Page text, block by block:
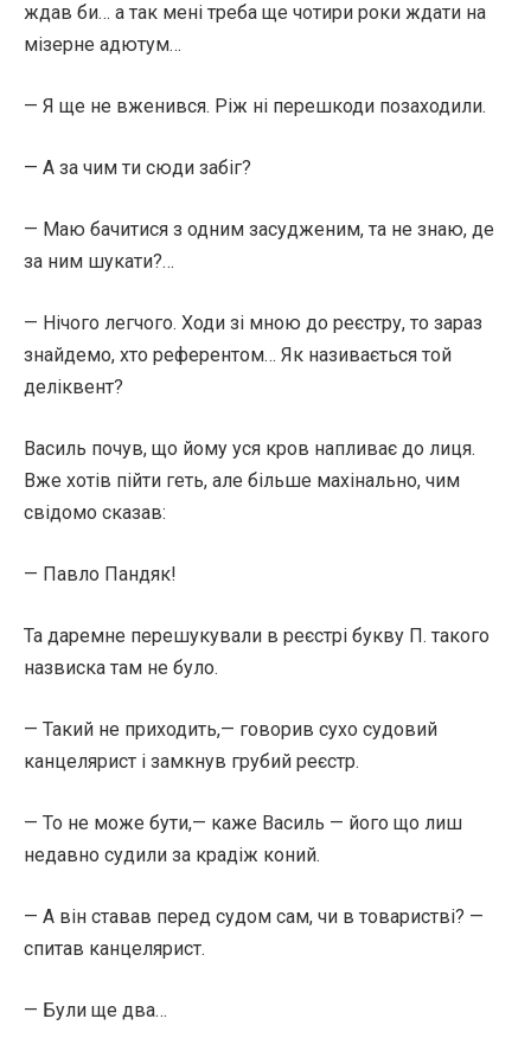
ждав би… а так мені треба ще чотири роки ждати на
мізерне адютум…
— Я ще не вженився. Ріж ні перешкоди позаходили.
— А за чим ти сюди забіг?
— Маю бачитися з одним засудженим, та не знаю, де
за ним шукати?…
— Нічого легчого. Ходи зі мною до реєстру, то зараз
знайдемо, хто референтом… Як називається той
деліквент?
Василь почув, що йому уся кров напливає до лиця.
Вже хотів пійти геть, але більше махінально, чим
свідомо сказав:
— Павло Пандяк!
Та даремне перешукували в реєстрі букву П. такого
назвиска там не було.
— Такий не приходить,— говорив сухо судовий
канцелярист і замкнув грубий реєстр.
— То не може бути,— каже Василь — його що лиш
недавно судили за крадіж коний.
— А він ставав перед судом сам, чи в товаристві? —
спитав канцелярист.
— Були ще два…